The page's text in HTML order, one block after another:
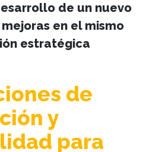
de un nuevo
en el mismo
estratégica
de
y
para